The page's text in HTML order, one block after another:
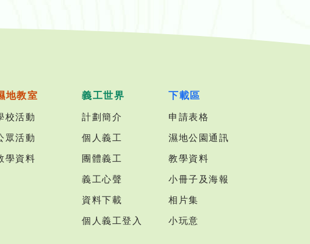
地教室
校活動
眾活動
學資料
義工世界
計劃簡介
個人義工
團體義工
義工心聲
資料下載
個人義工登入
下載區
申請表格
濕地公園通訊
教學資料
小冊子及海報
相片集
小玩意